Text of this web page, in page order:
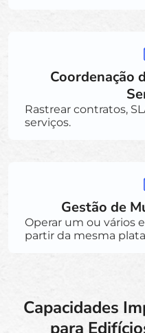
Coordenação
Rastrear contratos,
serviços.
Gestão de
Operar um ou vários
partir da mesma
Capacidades
para